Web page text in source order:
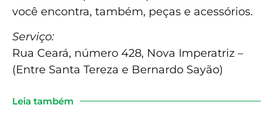
você encontra, também, peças e acessórios.
Serviço:
Rua Ceará, número 428, Nova Imperatriz –
(Entre Santa Tereza e Bernardo Sayão)
Leia também